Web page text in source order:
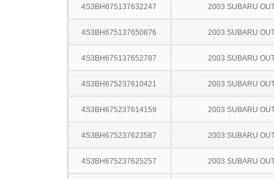
4S3BH675137632247 2003 SUBARU
4S3BH675137650876 2003 SUBARU
4S3BH675137652787 2003 SUBARU
4S3BH675237610421 2003 SUBARU
4S3BH675237614159 2003 SUBARU
4S3BH675237623587 2003 SUBARU
4S3BH675237625257 2003 SUBARU